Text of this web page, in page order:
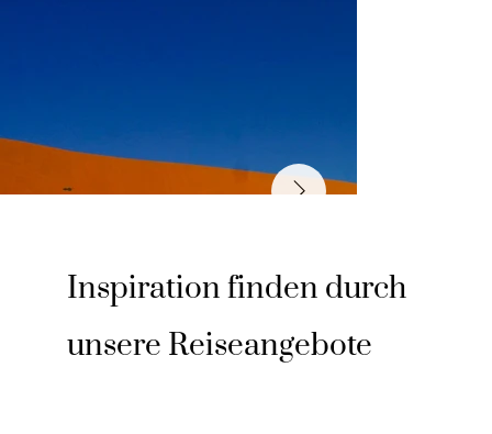
Inspiration finden durch
unsere Reiseangebote